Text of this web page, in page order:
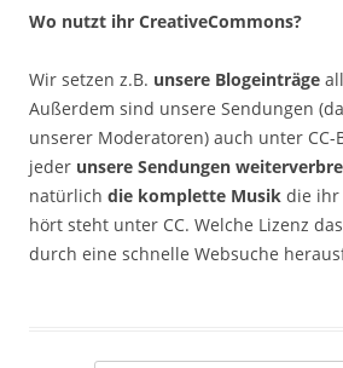
Wo nutzt ihr CreativeCommons?
Wir setzen z.B. unsere Blogeinträge
Außerdem sind unsere Sendungen
unserer Moderatoren) auch unter CC-
jeder unsere Sendungen
natürlich die komplette Musik die ihr
hört steht unter CC. Welche Lizenz
durch eine schnelle Websuche